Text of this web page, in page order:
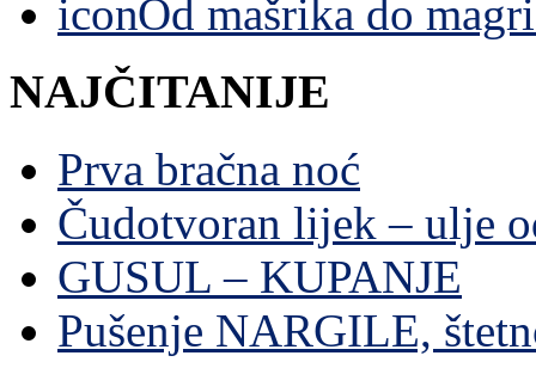
Od mašrika do
NAJČITANIJE
Prva bračna noć
Čudotvoran lijek – ulje
GUSUL – KUPANJE
Pušenje NARGILE,